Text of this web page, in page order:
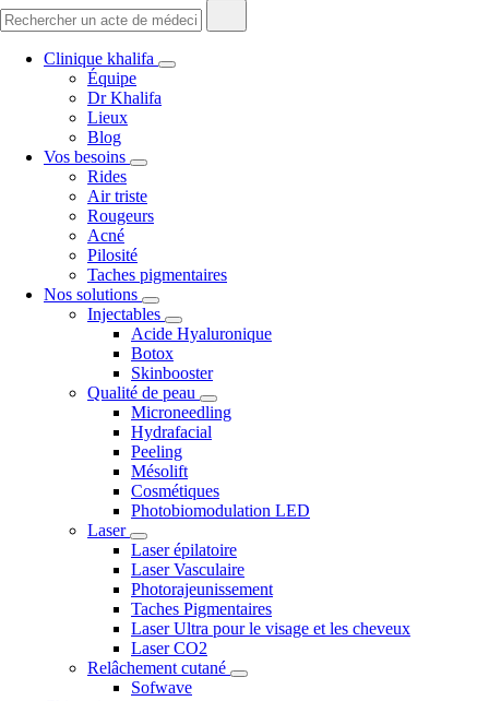
Clinique khalifa
Équipe
Dr Khalifa
Lieux
Blog
Vos besoins
Rides
Air triste
Rougeurs
Acné
Pilosité
Taches pigmentaires
Nos solutions
Injectables
Acide Hyaluronique
Botox
Skinbooster
Qualité de peau
Microneedling
Hydrafacial
Peeling
Mésolift
Cosmétiques
Photobiomodulation LED
Laser
Laser épilatoire
Laser Vasculaire
Photorajeunissement
Taches Pigmentaires
Laser Ultra pour le visage et les cheveux
Laser CO2
Relâchement cutané
Sofwave